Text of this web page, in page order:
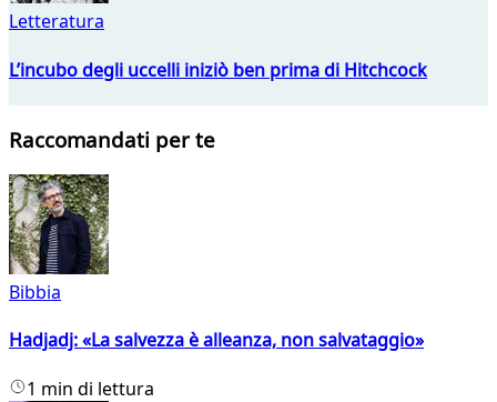
Letteratura
L’incubo degli uccelli iniziò ben prima di Hitchcock
Raccomandati per te
Bibbia
Hadjadj: «La salvezza è alleanza, non salvataggio»
1 min di lettura